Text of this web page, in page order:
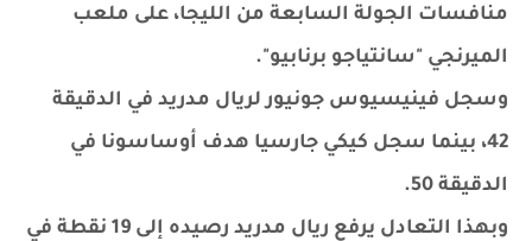
منافسات الجولة السابعة من الليجا، على ملعب
الميرنجي "سانتياجو برنابيو".
وسجل فينيسيوس جونيور لريال مدريد في الدقيقة
42، بينما سجل كيكي جارسيا هدف أوساسونا في
الدقيقة 50.
وبهذا التعادل يرفع ريال مدريد رصيده إلى 19 نقطة في